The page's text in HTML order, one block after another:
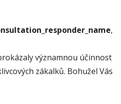
,
významnou účinnost
zákalků. Bohužel Vás